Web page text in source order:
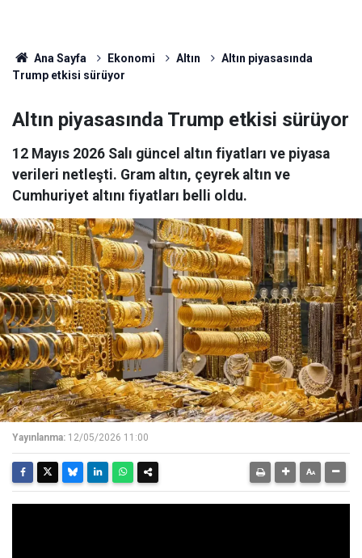
Ana Sayfa Ekonomi Altın
Altın piyasasında
Trump etkisi sürüyor
Altın piyasasında Trump etkisi sürüyor
12 Mayıs 2026 Salı güncel altın fiyatları ve piyasa
verileri netleşti. Gram altın, çeyrek altın ve
Cumhuriyet altını fiyatları belli oldu.
Yayınlanma: 12/05/2026 11:00